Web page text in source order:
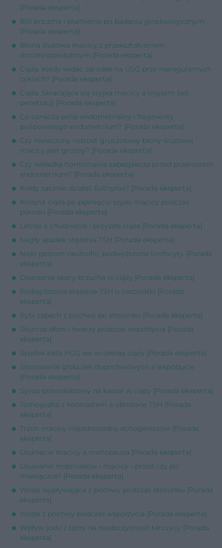
[Porada eksperta]
Ból brzucha i plamienie po badaniu ginekologicznym
[Porada eksperta]
Błona śluzowa macicy z przekształceniem
doczesnopodobnym [Porada eksperta]
Ciąża. Kiedy widać zarodek na USG przy nieregularnych
cyklach? [Porada eksperta]
Ciąża. Skracająca się szyjka macicy a orgazm bez
penetracji [Porada eksperta]
Co oznacza polip endometrialny i fragmenty
polipowatego endometrium? [Porada eksperta]
Czy nieleczony rozrost gruczołowy błony śluzowej
macicy jest groźny? [Porada eksperta]
Czy wkładka hormonalna zabezpiecza przed przerostem
endometrium? [Porada eksperta]
Kiedy zacznie działać Euthyrox? [Porada eksperta]
Kolejna ciąża po pęknięciu szyjki macicy podczas
porodu [Porada eksperta]
Letrox a chudnięcie i przyszła ciąża [Porada eksperta]
Nagły spadek stężenia TSH [Porada eksperta]
Niski poziom neutrofili, podwyższone limfocyty [Porada
eksperta]
Oparzenie skóry brzucha w ciąży [Porada eksperta]
Podwyższone stężenie TSH u nastolatki [Porada
eksperta]
Rybi zapach z pochwy po stosunku [Porada eksperta]
Skurcze dłoni i twarzy podczas współżycia [Porada
eksperta]
Spadek beta HCG we wczesnej ciąży [Porada eksperta]
Stosowanie globulek dopochwowych a współżycie
[Porada eksperta]
Syrop prawoślazowy na kaszel w ciąży [Porada eksperta]
Tomografia z kontrastem a obniżone TSH [Porada
eksperta]
Trzon macicy niejednorodny echogenicznie [Porada
eksperta]
Usunięcie macicy a menopauza [Porada eksperta]
Usuwanie mięśniaków i macicy - przed czy po
miesiączce? [Porada eksperta]
Woda wypływająca z pochwy podczas stosunku [Porada
eksperta]
Woda z pochwy podczas współżycia [Porada eksperta]
Wpływ jodu z tężni na niedoczynność tarczycy [Porada
eksperta]